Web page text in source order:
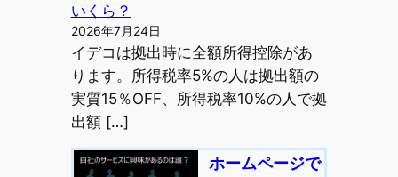
いくら？
2026年7月24日
イデコは拠出時に全額所得控除があ
ります。所得税率5%の人は拠出額の
実質15％OFF、所得税率10%の人で拠
出額 […]
ホームページで